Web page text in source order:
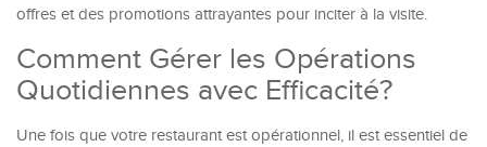
offres et des promotions attrayantes pour inciter à la visite.
Comment Gérer les Opérations
Quotidiennes avec Efficacité?
Une fois que votre restaurant est opérationnel, il est essentiel de